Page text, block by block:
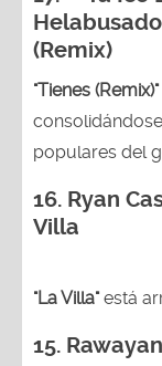
(Remix)
"Tienes (Remix)"
populares del
16. Ryan
Villa
"La Villa"está
15.